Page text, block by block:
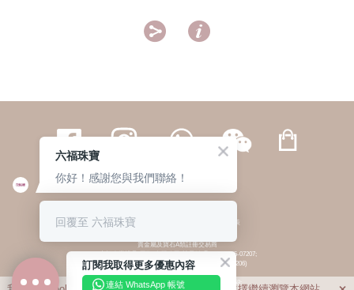
 
繁體 | 簡体
© 六福集團 版權所有 不得轉載 私隱政策
貴金屬及寶石A類註冊交易商
(六福企業禮品(國際)有限公司-註冊號碼:A-B-24-05-07207;
六福電子商貿有限公司-註冊號碼:A-B-24-05-07206)
貴金屬及寶石B類註冊交易商
(六福集團有限公司-註冊號碼:B-B-24-05-07258;
訂閱我取得更多優惠內容
連結 WhatsApp 帳號
六福珠寶
你好！感謝您與我們聯絡！
回覆至 六福珠寶